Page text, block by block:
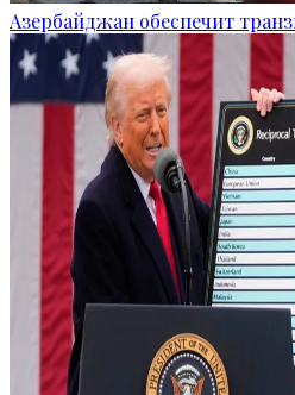
Азербайджан обеспечит